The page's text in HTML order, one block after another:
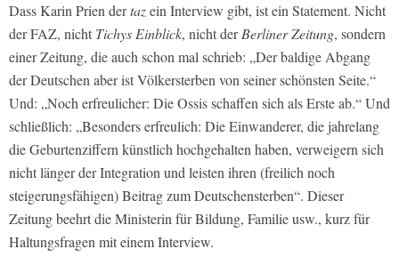
Dass Karin Prien dertazein Interview gibt, ist ein Statement. Nicht
der FAZ, nicht Tichys Einblick, nicht derBerliner Zeitung, sondern
einer Zeitung, die auch schon mal schrieb: „Der baldige Abgang
der Deutschen aber ist Völkersterben von seiner schönsten Seite.“
Und: „Noch erfreulicher: Die Ossis schaffen sich als Erste ab.“ Und
schließlich: „Besonders erfreulich: Die Einwanderer, die jahrelang
die Geburtenziffern künstlich hochgehalten haben, verweigern sich
nicht länger der Integration und leisten ihren (freilich noch
steigerungsfähigen) Beitrag zum Deutschensterben“. Dieser
Zeitung beehrt die Ministerin für Bildung, Familie usw., kurz für
Haltungsfragen mit einem Interview.